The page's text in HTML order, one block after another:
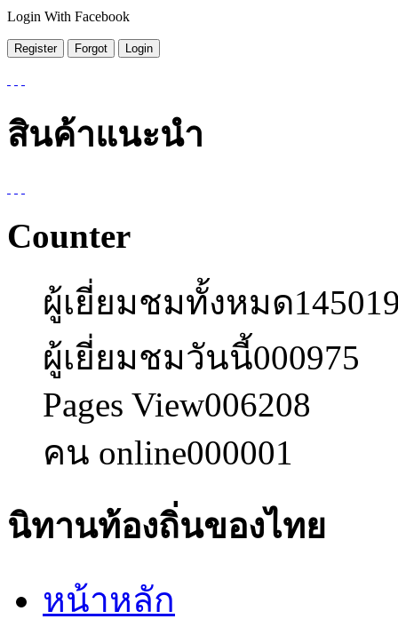
Login With Facebook
สินค้าแนะนำ
Counter
ผู้เยี่ยมชมทั้งหมด
ผู้เยี่ยมชมวันนี้000975
Pages View006208
คน online000001
นิทานท้องถิ่นของไทย
หน้าหลัก